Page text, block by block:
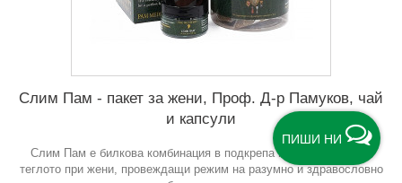
ПИШИ НИ
Слим Пам - пакет за жени, Проф. Д-р Памуков, чай
и капсули
Слим Пам е билкова комбинация в подкрепа на редукцията на
теглото при жени, провеждащи режим на разумно и здравословно